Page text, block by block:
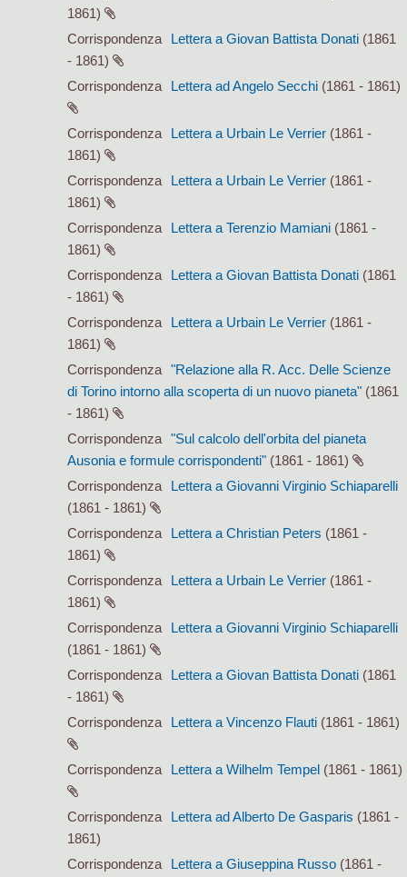
1861)
Corrispondenza
Lettera a Giovan Battista Donati (1861
- 1861)
Corrispondenza
Lettera ad Angelo Secchi (1861 - 1861)
Corrispondenza Lettera a Urbain Le Verrier (1861 -
1861)
Corrispondenza
Lettera a Urbain Le Verrier (1861 -
1861)
Corrispondenza
Lettera a Terenzio Mamiani (1861 -
1861)
Corrispondenza
Lettera a Giovan Battista Donati (1861
- 1861)
Corrispondenza
Lettera a Urbain Le Verrier (1861 -
1861)
Corrispondenza
"Relazione alla R. Acc. Delle Scienze
di Torino intorno alla scoperta di un nuovo pianeta" (1861
- 1861)
Corrispondenza
"Sul calcolo dell'orbita del pianeta
Ausonia e formule corrispondenti" (1861 - 1861)
Corrispondenza
Lettera a Giovanni Virginio Schiaparelli
(1861 - 1861)
Corrispondenza
Lettera a Christian Peters (1861 -
1861)
Corrispondenza
Lettera a Urbain Le Verrier (1861 -
1861)
Corrispondenza
Lettera a Giovanni Virginio Schiaparelli
(1861 - 1861)
Corrispondenza
Lettera a Giovan Battista Donati (1861
- 1861)
Corrispondenza
Lettera a Vincenzo Flauti (1861 - 1861)
Corrispondenza Lettera a Wilhelm Tempel (1861 - 1861)
Corrispondenza Lettera ad Alberto De Gasparis (1861 -
1861)
Corrispondenza
Lettera a Giuseppina Russo (1861 -